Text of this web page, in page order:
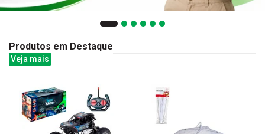
Produtos em Destaque
Veja mais